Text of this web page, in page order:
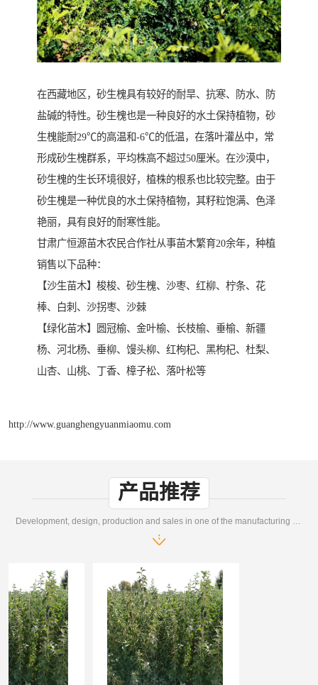
在西藏地区，砂生槐具有较好的耐旱、抗寒、防水、防
盐碱的特性。砂生槐也是一种良好的水土保持植物，砂
生槐能耐29℃的高温和-6℃的低温，在落叶灌丛中，常
形成砂生槐群系，平均株高不超过50厘米。在沙漠中，
砂生槐的生长环境很好，植株的根系也比较完整。由于
砂生槐是一种优良的水土保持植物，其籽粒饱满、色泽
艳丽，具有良好的耐寒性能。
甘肃广恒源苗木农民合作社从事苗木繁育20余年，种植
销售以下品种：
【沙生苗木】梭梭、砂生槐、沙枣、红柳、柠条、花
棒、白刺、沙拐枣、沙棘
【绿化苗木】圆冠榆、金叶榆、长枝榆、垂榆、新疆
杨、河北杨、垂柳、馒头柳、红枸杞、黑枸杞、杜梨、
山杏、山桃、丁香、樟子松、落叶松等
http://www.guanghengyuanmiaomu.com
产品推荐